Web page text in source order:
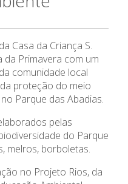
Criança
Casa da Criança S.
da Primavera com um
comunidade local
proteção do meio
Parque das Abadias.
pelas
do Parque
melros, borboletas.
no Projeto Rios, da